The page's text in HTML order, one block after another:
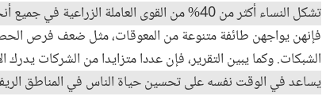
تشكل النساء أكثر من 40% من القوى العاملة الزراعية في جميع أنحاء العالم ويضطلعن بدور رئيسي في النشاط الزراعي
فإنهن يواجهن طائفة متنوعة من المعوقات، مثل ضعف فرص
الشبكات. وكما يبين التقرير، فإن عددا متزايدا من الشركات يدرك
يساعد في الوقت نفسه على تحسين حياة الناس في المناطق